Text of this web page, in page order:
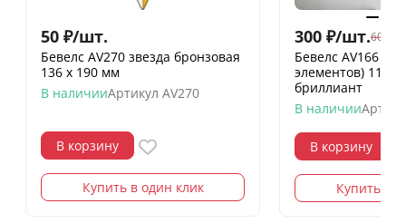
50 ₽/шт.
Бевелс AV270 звезда бронзовая
136 х 190 мм
В наличииАртикул AV270
В корзину
Купить в один клик
300 ₽/шт.600
Бевелс AV166
элементов) 112
бриллиант
В наличии
В корзину
Купить в